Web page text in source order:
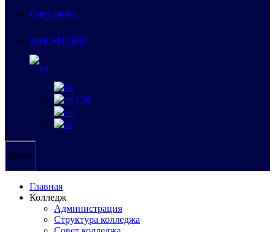
Одно окно
ВАКАНСИИ
Меню
Главная
Колледж
Администрация
Структура колледжа